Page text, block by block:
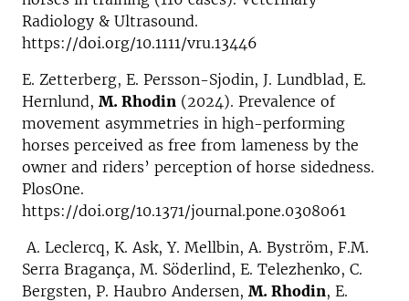
Radiology & Ultrasound.
https://doi.org/10.1111/vru.13446
E. Zetterberg, E. Persson-Sjodin, J. Lundblad, E.
Hernlund, M. Rhodin (2024). Prevalence of
movement asymmetries in high-performing
horses perceived as free from lameness by the
owner and riders’ perception of horse sidedness.
PlosOne.
https://doi.org/10.1371/journal.pone.0308061
A. Leclercq, K. Ask, Y. Mellbin, A. Byström, F.M.
Serra Bragança, M. Söderlind, E. Telezhenko, C.
Bergsten, P. Haubro Andersen, M. Rhodin, E.